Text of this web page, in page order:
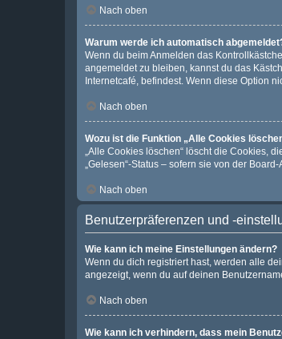
Nach oben
Warum werde ich automatisch
Wenn du beim Anmelden das
angemeldet zu bleiben, kannst du das
Internetcafé, befindest. Wenn diese Option
Nach oben
Wozu ist die Funktion „Alle Cookies
„Alle Cookies löschen“ löscht die Cookies,
„Gelesen“-Status – sofern sie von der
Nach oben
Benutzerpräferenzen und -
Wie kann ich meine Einstellungen ändern?
Wenn du dich registriert hast, werden alle
angezeigt, wenn du auf deinen
Nach oben
Wie kann ich verhindern, dass mein